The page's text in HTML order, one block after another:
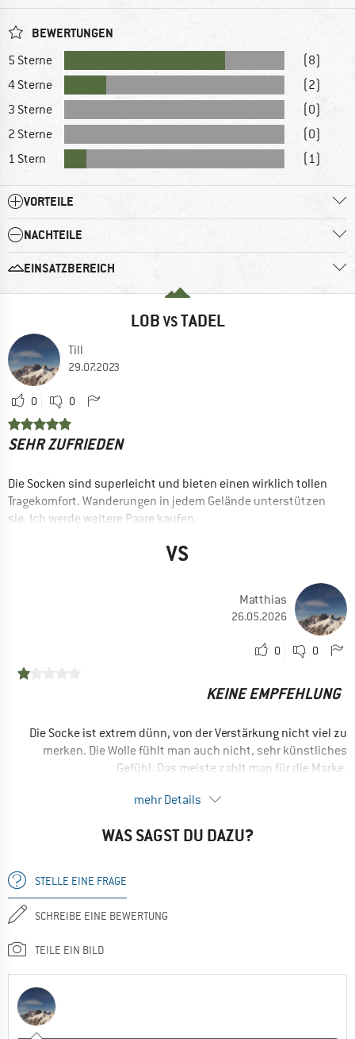
BEWERTUNGEN
5 Sterne
(8)
4 Sterne
(2)
3 Sterne
(0)
2 Sterne
(0)
1 Stern
(1)
VORTEILE
NACHTEILE
EINSATZBEREICH
LOB VSTADEL
Till
29.07.2023
0 0
SEHR ZUFRIEDEN
Die Socken sind superleicht und bieten einen wirklich tollen
Tragekomfort. Wanderungen in jedem Gelände unterstützen
sie. Ich werde weitere Paare kaufen.
EINSATZBEREICH
Freizeit
Ja, ich würde das Produkt einem Freund empfehlen
VS
Matthias
26.05.2026
0 0
KEINE EMPFEHLUNG
Die Socke ist extrem dünn, von der Verstärkung nicht viel zu
merken. Die Wolle fühlt man auch nicht, sehr künstliches
Gefühl. Das meiste zahlt man für die Marke.
Nein, ich würde das Produkt nicht weiterempfehlen
mehr Details
WAS SAGST DU DAZU?
STELLE EINE FRAGE
SCHREIBE EINE BEWERTUNG
TEILE EIN BILD